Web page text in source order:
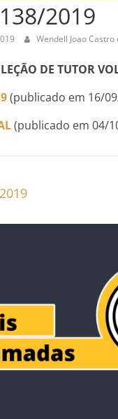
2019
Wendell Joao Castro
DE TUTOR
(publicado em 16/
(publicado em 04/